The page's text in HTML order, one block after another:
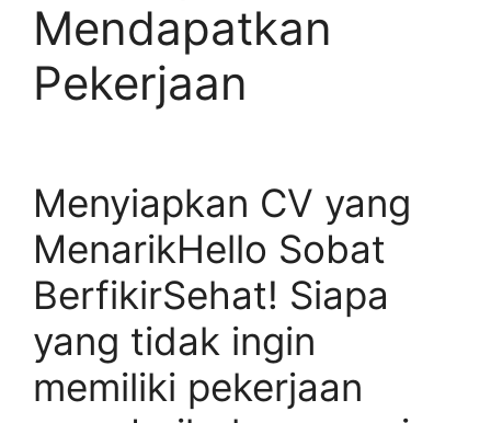
Mendapatkan
Pekerjaan
Menyiapkan CV yang
MenarikHello Sobat
BerfikirSehat! Siapa
yang tidak ingin
memiliki pekerjaan